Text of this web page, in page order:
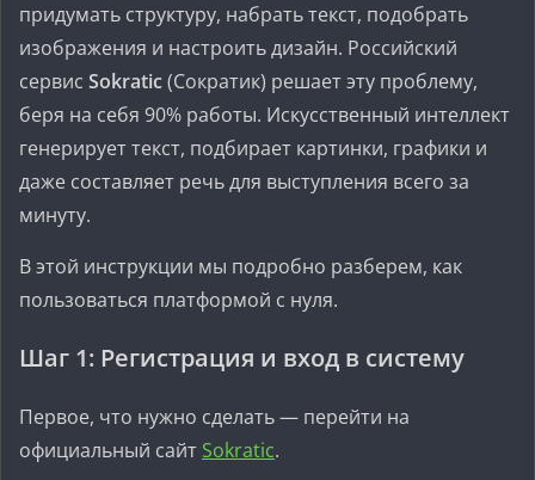
придумать структуру, набрать текст, подобрать
изображения и настроить дизайн. Российский
сервис Sokratic(Сократик) решает эту проблему,
беря на себя 90% работы. Искусственный интеллект
генерирует текст, подбирает картинки, графики и
даже составляет речь для выступления всего за
минуту.
В этой инструкции мы подробно разберем, как
пользоваться платформой с нуля.
Шаг 1: Регистрация и вход в систему
Первое, что нужно сделать — перейти на
официальный сайт Sokratic.